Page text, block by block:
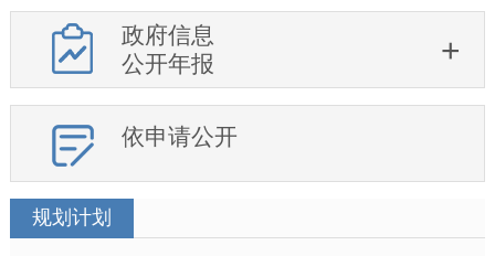
政府信息
公开年报
依申请公开
规划计划